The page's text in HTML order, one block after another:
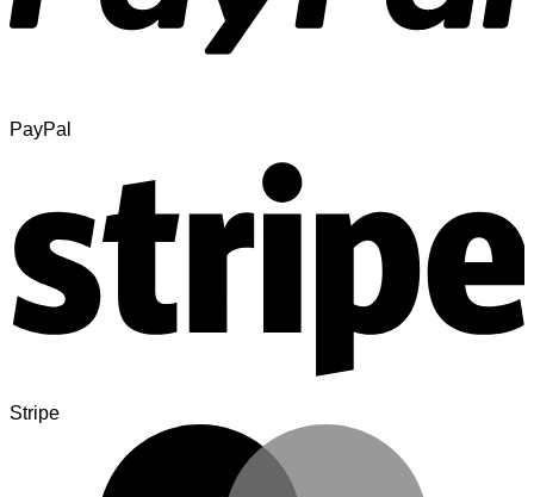
PayPal
Stripe